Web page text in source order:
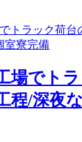
場でト
程/深夜